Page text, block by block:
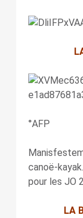
°AFP
canoë-
pour les JO
LA